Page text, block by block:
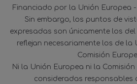
Financiado por la Unión Europea -
Sin embargo, los puntos de
expresadas son únicamente los
reflejan necesariamente los de la
Comisión
Ni la Unión Europea ni la
consideradas responsables